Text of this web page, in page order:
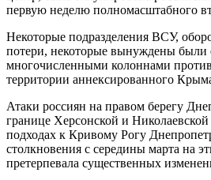
первую неделю полномасштабного
Некоторые подразделения ВСУ,
потери, некоторые вынуждены были
многочисленными колоннами
территории аннексированного
Атаки россиян на правом берегу
границе Херсонской и Николаевской
подходах к Кривому Рогу
столкновения с середины марта на
претерпевала существенных